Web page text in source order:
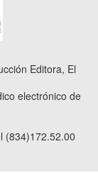
Editora, El
electrónico de
(834)172.52.00